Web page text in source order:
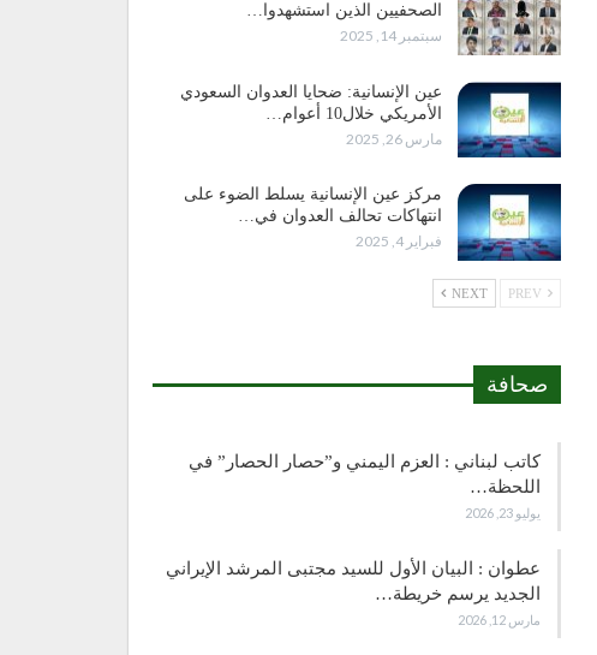
الصحفيين الذين استشهدوا…
سبتمبر 14, 2025
عين الإنسانية: ضحايا العدوان السعودي
الأمريكي خلال10 أعوام…
مارس 26, 2025
مركز عين الإنسانية يسلط الضوء على
انتهاكات تحالف العدوان في…
فبراير 4, 2025
NEXT
صحافة
كاتب لبناني : العزم اليمني و”حصار الحصار” في
اللحظة…
يوليو 23, 2026
عطوان : البيان الأول للسيد مجتبى المرشد الإيراني
الجديد يرسم خريطة…
مارس 12, 2026